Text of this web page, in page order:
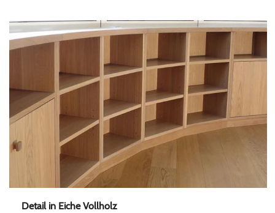
Detail in Eiche Vollholz